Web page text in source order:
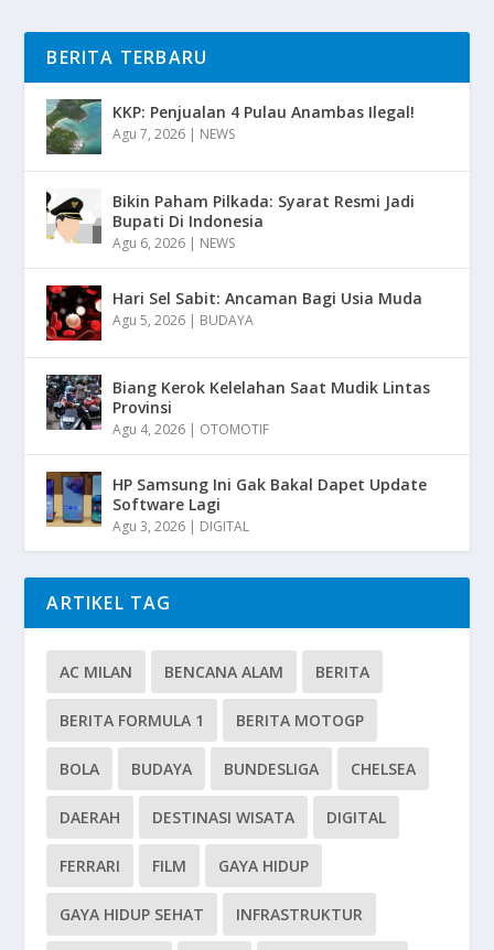
BERITA TERBARU
KKP: Penjualan 4 Pulau Anambas Ilegal!
Agu 7, 2026 | NEWS
Bikin Paham Pilkada: Syarat Resmi Jadi
Bupati Di Indonesia
Agu 6, 2026 | NEWS
Hari Sel Sabit: Ancaman Bagi Usia Muda
Agu 5, 2026 | BUDAYA
Biang Kerok Kelelahan Saat Mudik Lintas
Provinsi
Agu 4, 2026 | OTOMOTIF
HP Samsung Ini Gak Bakal Dapet Update
Software Lagi
Agu 3, 2026 | DIGITAL
ARTIKEL TAG
AC MILAN BENCANA ALAM BERITA
BERITA FORMULA 1 BERITA MOTOGP
BOLA BUDAYA BUNDESLIGA CHELSEA
DAERAH DESTINASI WISATA DIGITAL
FERRARI FILM GAYA HIDUP
GAYA HIDUP SEHAT INFRASTRUKTUR